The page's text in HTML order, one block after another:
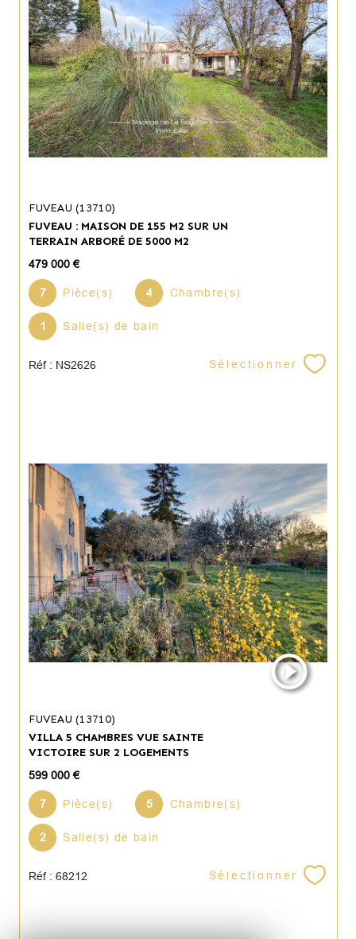
FUVEAU (13710)
FUVEAU : MAISON DE 155 M2 SUR UN
TERRAIN ARBORÉ DE 5000 M2
479 000 €
7 Pièce(s) 4 Chambre(s)
1 Salle(s) de bain
Réf : NS2626 Sélectionner
FUVEAU (13710)
VILLA 5 CHAMBRES VUE SAINTE
VICTOIRE SUR 2 LOGEMENTS
599 000 €
7 Pièce(s) 5 Chambre(s)
2 Salle(s) de bain
Réf : 68212 Sélectionner